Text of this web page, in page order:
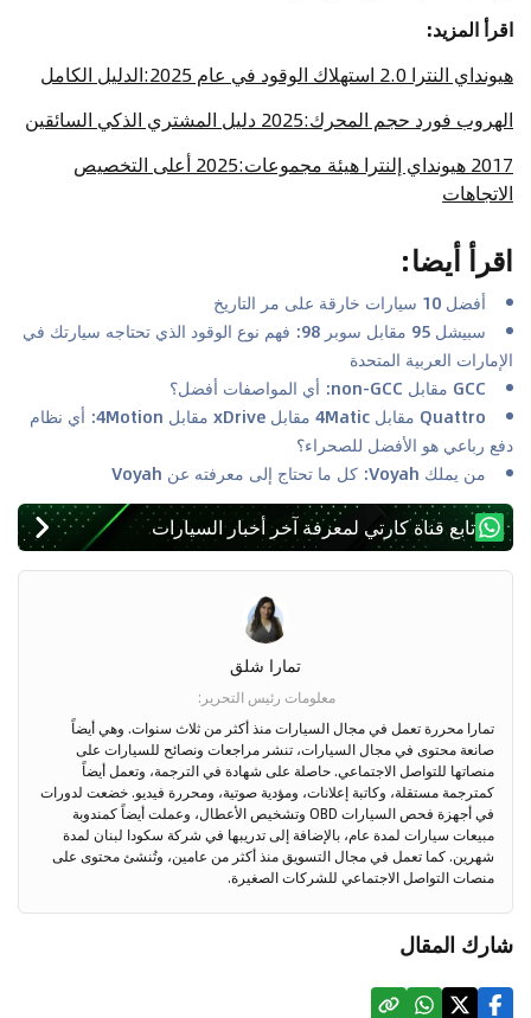
اقرأ المزيد:
هيونداي النترا 2.0 استهلاك الوقود في عام 2025:الدليل الكامل
الهروب فورد حجم المحرك:2025 دليل المشتري الذكي السائقين
2017 هيونداي إلنترا هيئة مجموعات:2025 أعلى التخصيص
الاتجاهات
اقرأ أيضا:
أفضل 10 سيارات خارقة على مر التاريخ
سبيشل 95 مقابل سوبر 98: فهم نوع الوقود الذي تحتاجه سيارتك في
الإمارات العربية المتحدة
GCC مقابل non-GCC: أي المواصفات أفضل؟
Quattro مقابل 4Matic مقابل xDrive مقابل 4Motion: أي نظام
دفع رباعي هو الأفضل للصحراء؟
من يملك Voyah: كل ما تحتاج إلى معرفته عن Voyah
تابع قناة كارتي لمعرفة آخر أخبار السيارات
تمارا شلق
معلومات رئيس التحرير :
تمارا محررة تعمل في مجال السيارات منذ أكثر من ثلاث سنوات. وهي أيضاً
صانعة محتوى في مجال السيارات، تنشر مراجعات ونصائح للسيارات على
منصاتها للتواصل الاجتماعي. حاصلة على شهادة في الترجمة، وتعمل أيضاً
كمترجمة مستقلة، وكاتبة إعلانات، ومؤدية صوتية، ومحررة فيديو. خضعت لدورات
في أجهزة فحص السيارات OBD وتشخيص الأعطال، وعملت أيضاً كمندوبة
مبيعات سيارات لمدة عام، بالإضافة إلى تدريبها في شركة سكودا لبنان لمدة
شهرين. كما تعمل في مجال التسويق منذ أكثر من عامين، وتُنشئ محتوى على
منصات التواصل الاجتماعي للشركات الصغيرة.
شارك المقال